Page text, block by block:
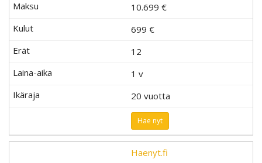
10.699 €
699 €
12
1 v
20 vuotta
Hae nyt
Haenyt.fi